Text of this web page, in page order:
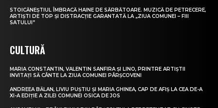
STOICĂNEȘTIUL ÎMBRACĂ HAINE DE SĂRBĂTOARE. MUZICĂ DE PETRECERE,
ARTIȘTI DE TOP ȘI DISTRACȚIE GARANTATĂ LA „ZIUA COMUNEI – FIII
SATULUI”
CULTURĂ
MARIA CONSTANTIN, VALENTIN SANFIRA ȘI LINO, PRINTRE ARTIȘTII
INVITAȚI SĂ CÂNTE LA ZIUA COMUNEI PÂRȘCOVENI
ANDREEA BĂLAN, LIVIU PUȘTIU ȘI MARIA GHINEA, CAP DE AFIȘ LA CEA DE-A
XI-A EDIȚIE A ZILEI COMUNEI OSICA DE JOS